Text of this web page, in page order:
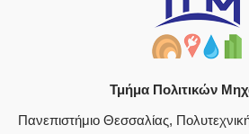
Τμήμα Πολιτικών
Πανεπιστήμιο Θεσσαλίας,